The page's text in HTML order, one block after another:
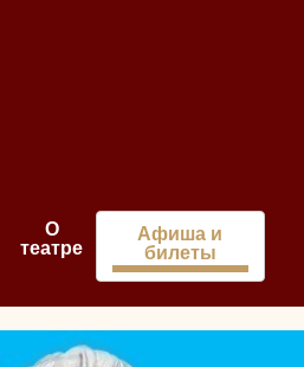
О
театре
Афиша и
билеты